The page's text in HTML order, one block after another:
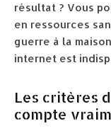
résultat ? Vous
en ressources
guerre à la
internet est
Les critères
compte